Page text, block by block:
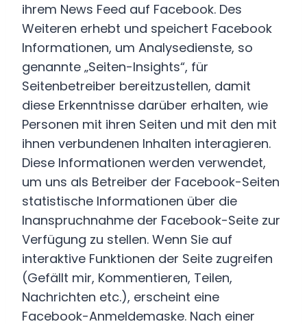
ihrem News Feed auf Facebook. Des
Weiteren erhebt und speichert Facebook
Informationen, um Analysedienste, so
genannte „Seiten-Insights“, für
Seitenbetreiber bereitzustellen, damit
diese Erkenntnisse darüber erhalten, wie
Personen mit ihren Seiten und mit den mit
ihnen verbundenen Inhalten interagieren.
Diese Informationen werden verwendet,
um uns als Betreiber der Facebook-Seiten
statistische Informationen über die
Inanspruchnahme der Facebook-Seite zur
Verfügung zu stellen. Wenn Sie auf
interaktive Funktionen der Seite zugreifen
(Gefällt mir, Kommentieren, Teilen,
Nachrichten etc.), erscheint eine
Facebook-Anmeldemaske. Nach einer